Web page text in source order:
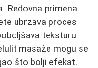
Redovna primena
ubrzava proces
teksturu
masaže mogu se
što bolji efekat.